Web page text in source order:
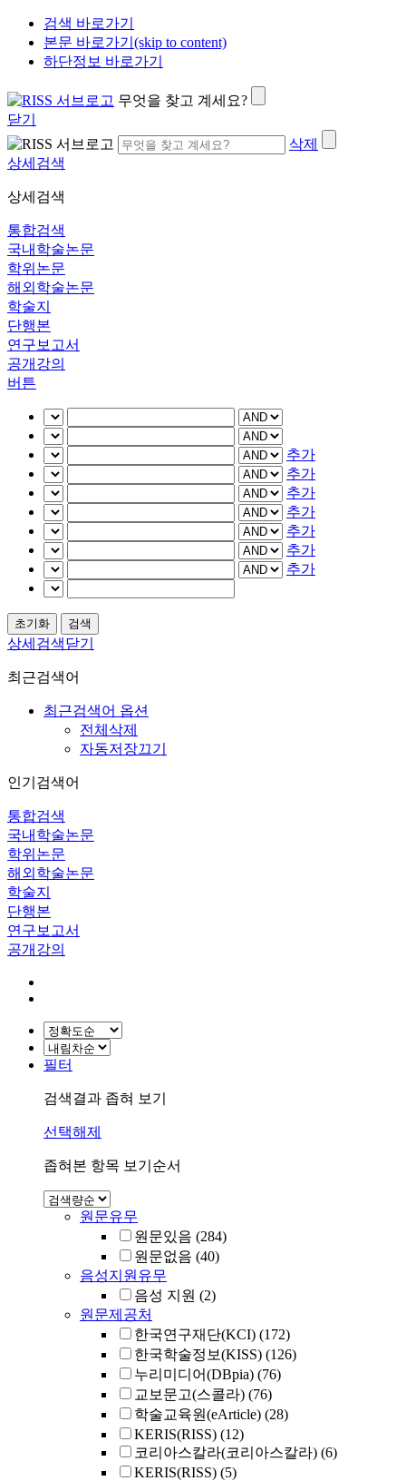
검색 바로가기
본문 바로가기(skip to content)
하단정보 바로가기
무엇을 찾고 계세요?
닫기
삭제
상세검색
상세검색
통합검색
국내학술논문
학위논문
해외학술논문
학술지
단행본
연구보고서
공개강의
버튼
추가
추가
추가
추가
추가
추가
추가
상세검색닫기
최근검색어
최근검색어 옵션
전체삭제
자동저장끄기
인기검색어
통합검색
국내학술논문
학위논문
해외학술논문
학술지
단행본
연구보고서
공개강의
필터
검색결과 좁혀 보기
선택해제
좁혀본 항목 보기순서
원문유무
원문있음 (284)
원문없음 (40)
음성지원유무
음성 지원 (2)
원문제공처
한국연구재단(KCI) (172)
한국학술정보(KISS) (126)
누리미디어(DBpia) (76)
교보문고(스콜라) (76)
학술교육원(eArticle) (28)
KERIS(RISS) (12)
코리아스칼라(코리아스칼라) (6)
KERIS(RISS) (5)